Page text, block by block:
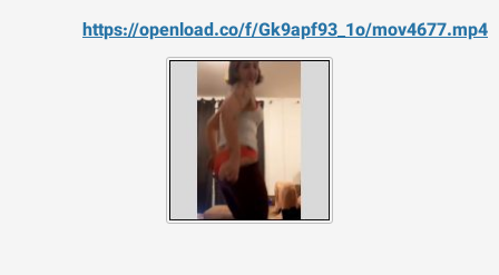
https://openload.co/f/Gk9apf93_1o/mov4677.mp4